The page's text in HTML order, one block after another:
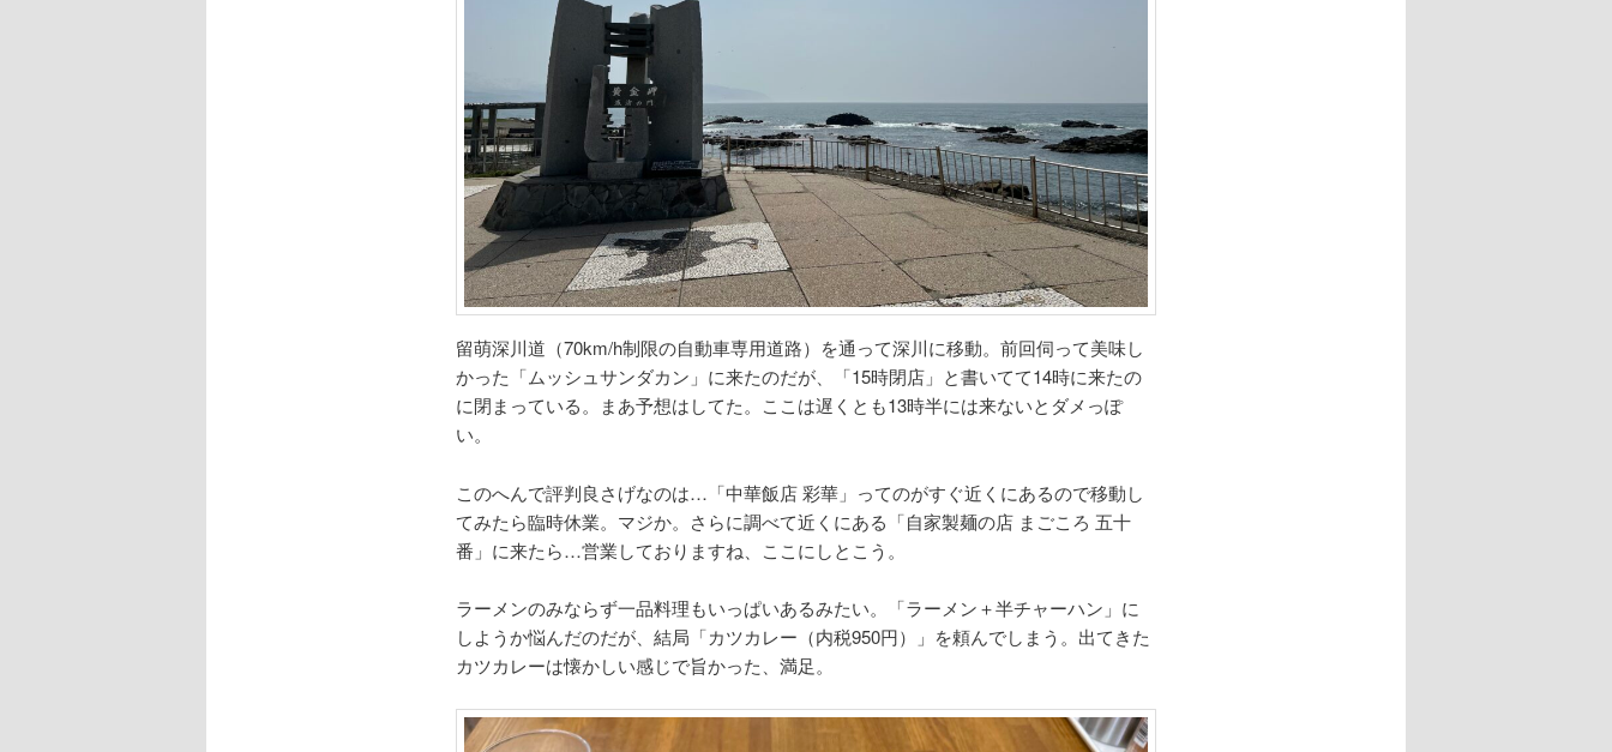
留萌深川道（70km/h制限の自動車専用道路）を通って深川に移動。前回伺って美味し
かった「ムッシュサンダカン」に来たのだが、「15時閉店」と書いてて14時に来たの
に閉まっている。まあ予想はしてた。ここは遅くとも13時半には来ないとダメっぽ
い。
このへんで評判良さげなのは…「中華飯店 彩華」ってのがすぐ近くにあるので移動し
てみたら臨時休業。マジか。さらに調べて近くにある「自家製麺の店 まごころ 五十
番」に来たら…営業しておりますね、ここにしとこう。
ラーメンのみならず一品料理もいっぱいあるみたい。「ラーメン＋半チャーハン」に
しようか悩んだのだが、結局「カツカレー（内税950円）」を頼んでしまう。出てきた
カツカレーは懐かしい感じで旨かった、満足。